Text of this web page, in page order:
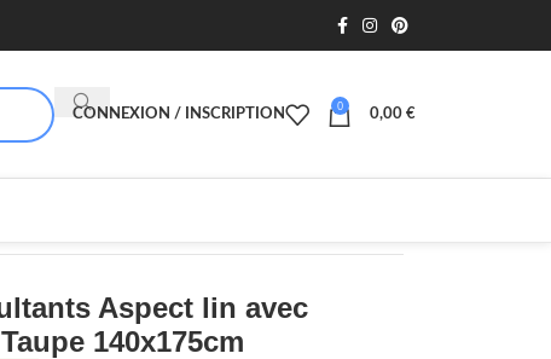
CONNEXION / INSCRIPTION
0
0,00 €
Aspect lin avec
140x175cm